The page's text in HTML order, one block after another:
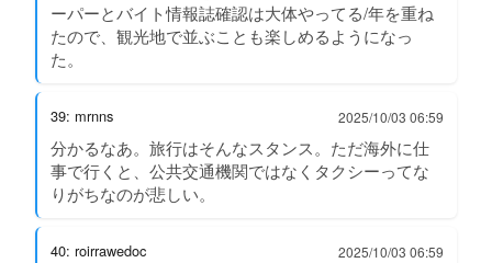
ーパーとバイト情報誌確認は大体やってる/年を重ね
たので、観光地で並ぶことも楽しめるようになっ
た。
39: mrnns 2025/10/03 06:59
分かるなあ。旅行はそんなスタンス。ただ海外に仕
事で行くと、公共交通機関ではなくタクシーってな
りがちなのが悲しい。
40: roirrawedoc 2025/10/03 06:59